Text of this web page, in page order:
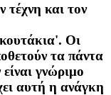
τέχνη και τον
Οι
τα πάντα
γνώριμο
αυτή η ανάγκη